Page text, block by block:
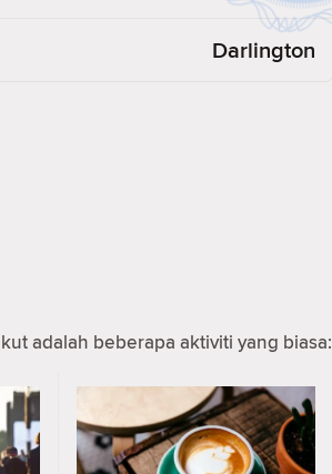
Darlington
adalah beberapa aktiviti yang biasa: